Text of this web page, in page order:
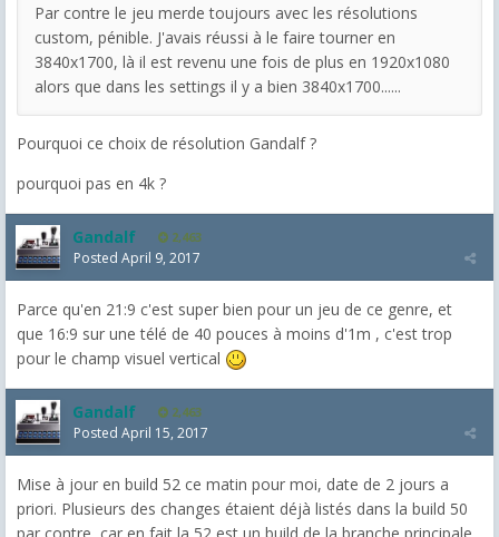
Par contre le jeu merde toujours avec les résolutions
custom, pénible. J'avais réussi à le faire tourner en
3840x1700, là il est revenu une fois de plus en 1920x1080
alors que dans les settings il y a bien 3840x1700......
Pourquoi ce choix de résolution Gandalf ?
pourquoi pas en 4k ?
Gandalf 2,463
Posted April 9, 2017
Parce qu'en 21:9 c'est super bien pour un jeu de ce genre, et
que 16:9 sur une télé de 40 pouces à moins d'1m , c'est trop
pour le champ visuel vertical
Gandalf 2,463
Posted April 15, 2017
Mise à jour en build 52 ce matin pour moi, date de 2 jours a
priori. Plusieurs des changes étaient déjà listés dans la build 50
par contre, car en fait la 52 est un build de la branche principale,